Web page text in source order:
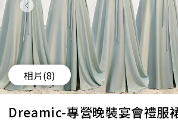
相片(8)
Dreamic-專營晚裝宴會禮服